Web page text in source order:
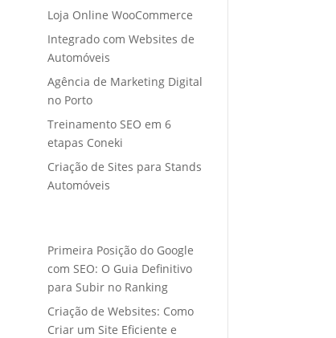
Loja Online WooCommerce
Integrado com Websites de
Automóveis
Agência de Marketing Digital
no Porto
Treinamento SEO em 6
etapas Coneki
Criação de Sites para Stands
Automóveis
Primeira Posição do Google
com SEO: O Guia Definitivo
para Subir no Ranking
Criação de Websites: Como
Criar um Site Eficiente e